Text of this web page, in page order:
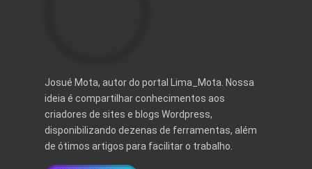
Josué Mota, autor do portal Lima_Mota. Nossa
ideia é compartilhar conhecimentos aos
criadores de sites e blogs Wordpress,
disponibilizando dezenas de ferramentas, além
de ótimos artigos para facilitar o trabalho.